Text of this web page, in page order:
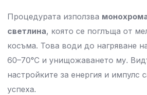
Процедурата използва
светлина, която се поглъща от
косъма. Това води до нагряване
60–70°C и унищожаването му.
настройките за енергия и импулс
успеха.